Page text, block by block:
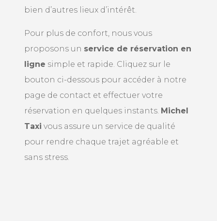
bien d’autres lieux d’intérêt.
Pour plus de confort, nous vous
proposons un service de réservation en
ligne simple et rapide. Cliquez sur le
bouton ci-dessous pour accéder à notre
page de contact et effectuer votre
réservation en quelques instants. Michel
Taxi vous assure un service de qualité
pour rendre chaque trajet agréable et
sans stress.